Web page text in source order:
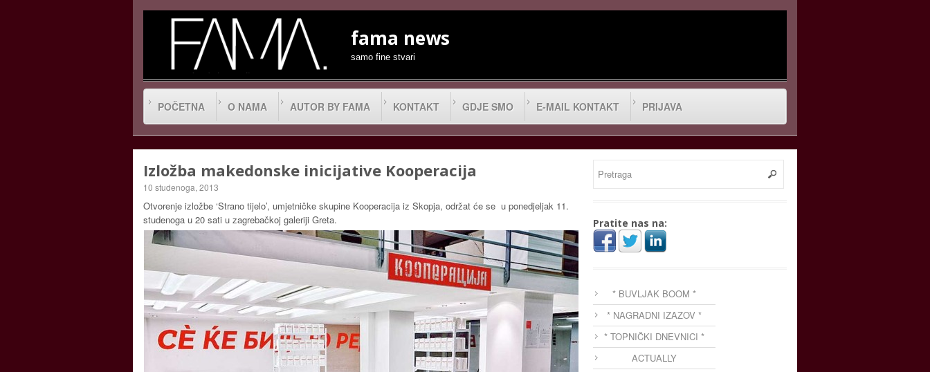
fama news
samo fine stvari
POČETNA O NAMA AUTOR BY FAMA KONTAKT GDJE SMO E-MAIL KONTAKT PRIJAVA
Izložba makedonske inicijative Kooperacija
10 studenoga, 2013
Otvorenje izložbe ‘Strano tijelo’, umjetničke skupine Kooperacija iz Skopja, održat će se u ponedjeljak 11.
studenoga u 20 sati u zagrebačkoj galeriji Greta.
Pratite nas na:
* BUVLJAK BOOM *
* NAGRADNI IZAZOV *
* TOPNIČKI DNEVNICI *
ACTUALLY